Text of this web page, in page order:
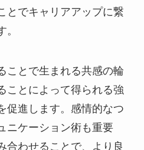
とでキャリアアップに繋
ことで生まれる共感の輪
ことによって得られる強
促進します。感情的なつ
ニケーション術も重要
合わせることで、より良